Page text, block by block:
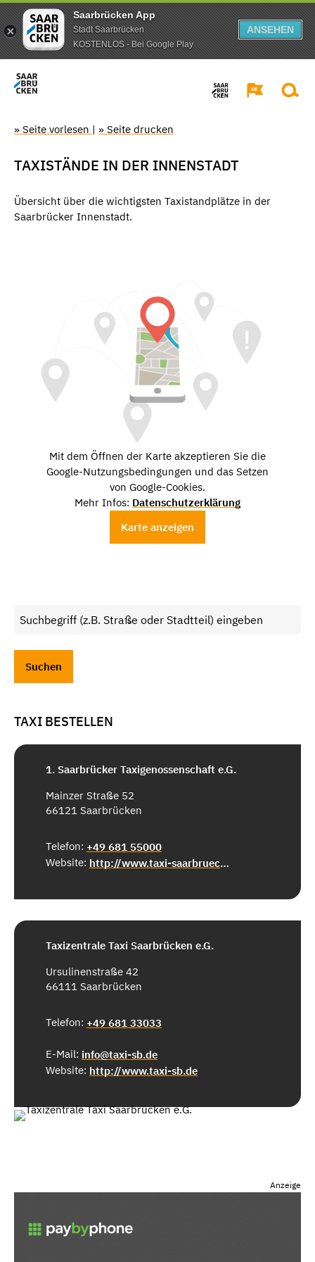
Saarbrücken App
Stadt Saarbrücken
KOSTENLOS - Bei Google Play
ANSEHEN
» Seite vorlesen | » Seite drucken
TAXISTÄNDE IN DER INNENSTADT
Übersicht über die wichtigsten Taxistandplätze in der
Saarbrücker Innenstadt.
Mit dem Öffnen der Karte akzeptieren Sie die
Google-Nutzungsbedingungen und das Setzen
von Google-Cookies.
Mehr Infos: Datenschutzerklärung
Karte anzeigen
TAXI BESTELLEN
1. Saarbrücker Taxigenossenschaft e.G.
Mainzer Straße 52
66121 Saarbrücken
Telefon: +49 681 55000
Website:
http://www.taxi-saarbruecken.de/
Taxizentrale Taxi Saarbrücken e.G.
Ursulinenstraße 42
66111 Saarbrücken
Telefon: +49 681 33033
E-Mail: info@taxi-sb.de
Website: http://www.taxi-sb.de
Anzeige